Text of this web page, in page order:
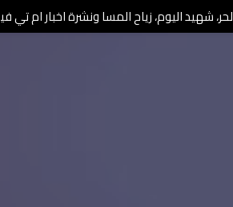
شهيد اليوم، زياح المسا ونشرة اخبار ام تي في